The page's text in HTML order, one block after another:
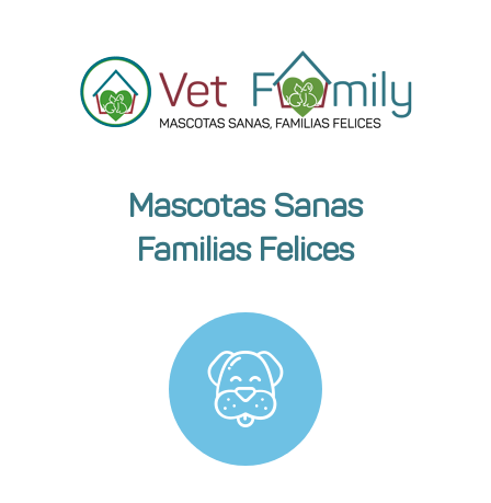
Mascotas Sanas
Familias Felices